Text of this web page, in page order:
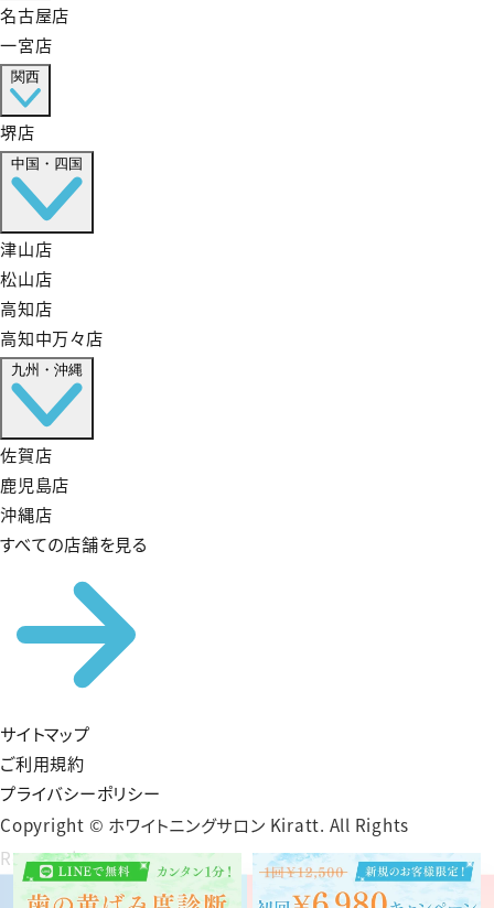
名古屋店
一宮店
関西
堺店
中国・四国
津山店
松山店
高知店
高知中万々店
九州・沖縄
佐賀店
鹿児島店
沖縄店
すべての店舗を見る
サイトマップ
ご利用規約
プライバシーポリシー
Copyright © ホワイトニングサロン Kiratt. All Rights
Reserved.